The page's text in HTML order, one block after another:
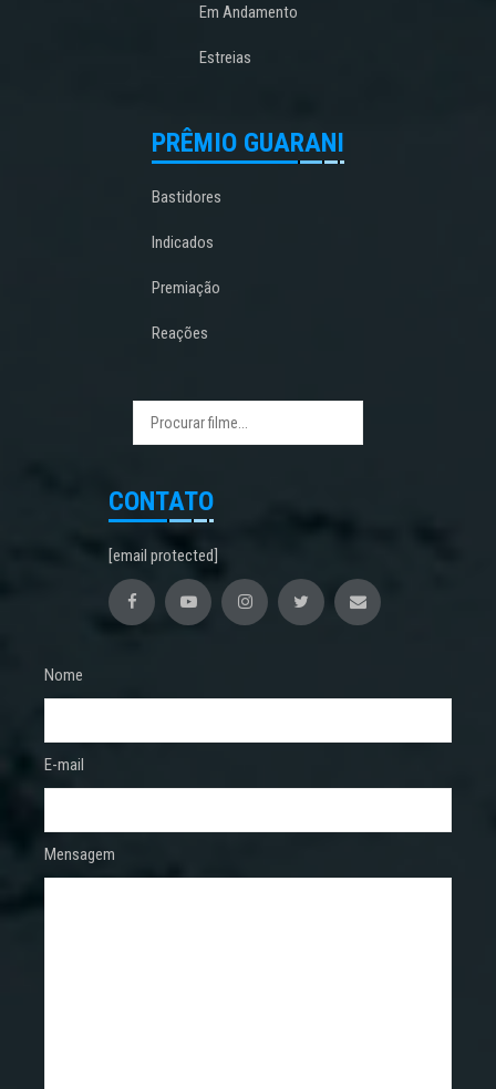
Em Andamento
Estreias
PRÊMIO GUARANI
Bastidores
Indicados
Premiação
Reações
CONTATO
[email protected]
Nome
E-mail
Mensagem